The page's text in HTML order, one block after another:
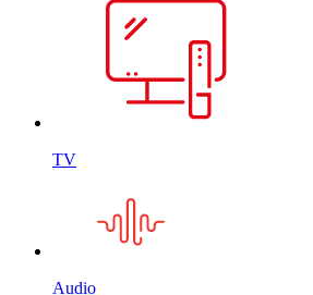
TV
Audio